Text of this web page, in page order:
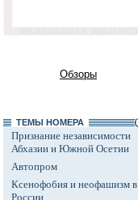
Обзоры
ТЕМЫ НОМЕРА
Признание независимости
Абхазии и Южной Осетии
Автопром
Ксенофобия и неофашизм в
России